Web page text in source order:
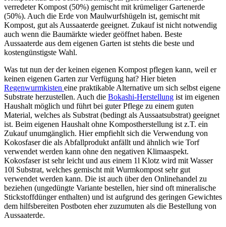
verredeter Kompost (50%) gemischt mit krümeliger Gartenerde
(50%). Auch die Erde von Maulwurfshügeln ist, gemischt mit
Kompost, gut als Aussaaterde geeignet. Zukauf ist nicht notwendig
auch wenn die Baumärkte wieder geöffnet haben. Beste
Aussaaterde aus dem eigenen Garten ist stehts die beste und
kostengünstigste Wahl.
Was tut nun der der keinen eigenen Kompost pflegen kann, weil er
keinen eigenen Garten zur Verfügung hat? Hier bieten
Regenwurmkisten eine praktikable Alternative um sich selbst eigene
Substrate herzustellen. Auch die Bokashi-Herstellung ist im eigenen
Haushalt möglich und führt bei guter Pflege zu einem guten
Material, welches als Substrat (bedingt als Aussaatsubstrat) geeignet
ist. Beim eigenen Haushalt ohne Kompostherstellung ist z.T. ein
Zukauf unumgänglich. Hier empfiehlt sich die Verwendung von
Kokosfaser die als Abfallprodukt anfällt und ähnlich wie Torf
verwendet werden kann ohne den negativen Klimaaspekt.
Kokosfaser ist sehr leicht und aus einem 1l Klotz wird mit Wasser
10l Substrat, welches gemischt mit Wurmkompost sehr gut
verwendet werden kann. Die ist auch über den Onlinehandel zu
beziehen (ungedüngte Variante bestellen, hier sind oft mineralische
Stickstoffdünger enthalten) und ist aufgrund des geringen Gewichtes
dem hilfsbereiten Postboten eher zuzumuten als die Bestellung von
Aussaaterde.